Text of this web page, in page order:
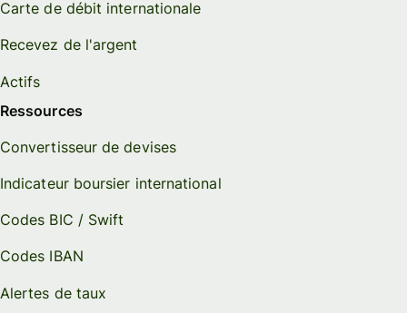
Carte de débit internationale
Recevez de l'argent
Actifs
Ressources
Convertisseur de devises
Indicateur boursier international
Codes BIC / Swift
Codes IBAN
Alertes de taux